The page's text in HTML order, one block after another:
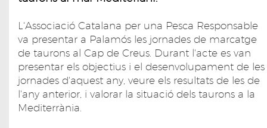
L'Associació Catalana per una Pesca Responsable
va presentar a Palamós les jornades de marcatge
de taurons al Cap de Creus. Durant l'acte es van
presentar els objectius i el desenvolupament de les
jornades d'aquest any, veure els resultats de les de
l'any anterior, i valorar la situació dels taurons a la
Mediterrània.